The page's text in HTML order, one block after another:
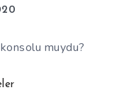
muydu?